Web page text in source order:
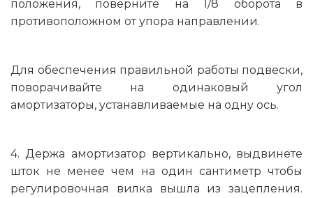
положения, поверните на 1/8 оборота в
противоположном от упора направлении.
Для обеспечения правильной работы подвески,
поворачивайте на одинаковый угол
амортизаторы, устанавливаемые на одну ось.
4. Держа амортизатор вертикально, выдвинете
шток не менее чем на один сантиметр чтобы
регулировочная вилка вышла из зацепления.